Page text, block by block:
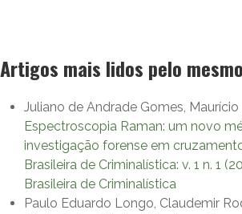
Artigos mais lidos pelo
Juliano de Andrade Gomes, Maurício
Espectroscopia Raman: um novo
investigação forense em
Brasileira de Criminalística: v. 1 n. 1
Brasileira de Criminalística
Paulo Eduardo Longo, Claudemir